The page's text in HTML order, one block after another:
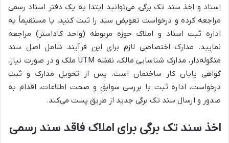
اسناد و اخذ سند تک برگی، می‌توانید ابتدا به یک دفتر اسناد رسمی
مراجعه کرده و درخواست تعویض سند را ثبت کنید، یا مستقیماً به
اداره ثبت اسناد و املاک حوزه مربوطه (واحد کاداستر) مراجعه
نمایید. مدارک اختصاصی لازم برای این فرآیند شامل اصل سند
منگوله‌دار، مدارک شناسایی مالک، نقشه UTM ملک و در صورت نیاز،
گواهی پایان کار ساختمان است. پس از تحویل مدارک و ثبت
درخواست، اداره ثبت با بررسی سوابق و صحت اطلاعات، اقدام به
صدور و ارسال سند تک برگی جدید از طریق پست می‌کند.
اخذ سند تک برگی برای املاک فاقد سند رسمی